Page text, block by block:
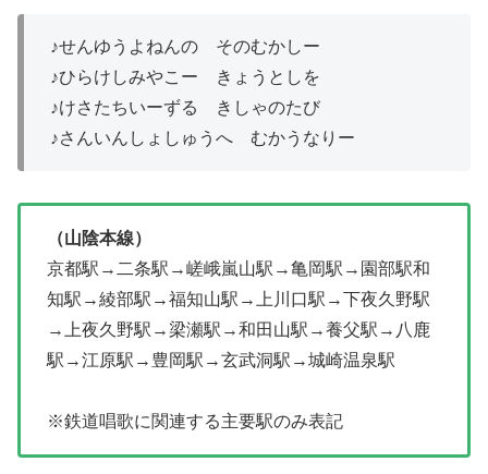
♪せんゆうよねんの そのむかしー
♪ひらけしみやこー きょうとしを
♪けさたちいーずる きしゃのたび
♪さんいんしょしゅうへ むかうなりー
（山陰本線）
京都駅→二条駅→嵯峨嵐山駅→亀岡駅→園部駅和
知駅→綾部駅→福知山駅→上川口駅→下夜久野駅
→上夜久野駅→梁瀬駅→和田山駅→養父駅→八鹿
駅→江原駅→豊岡駅→玄武洞駅→城崎温泉駅
※鉄道唱歌に関連する主要駅のみ表記